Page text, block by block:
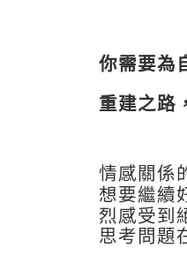
你需要為
重建之路
情感關係
想要繼續
烈感受到
思考問題